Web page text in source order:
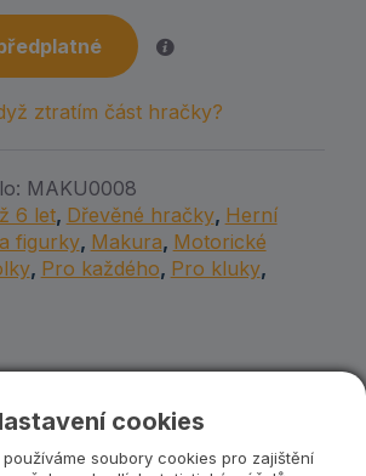
ztratím část hračky?
MAKU0008
6 let, Dřevěné hračky, Herní
figurky, Makura, Motorické
, Pro každého, Pro kluky,
cookies
soubory cookies pro zajištění